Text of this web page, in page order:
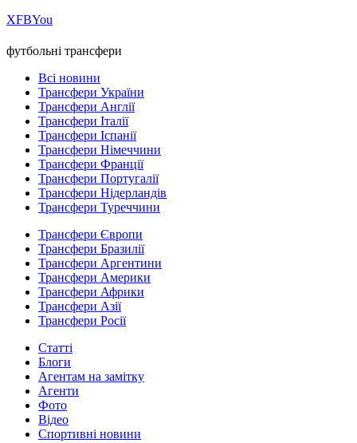
ХFBYou
футбольні трансфери
Всі новини
Трансфери України
Трансфери Англії
Трансфери Італії
Трансфери Іспанії
Трансфери Німеччини
Трансфери Франції
Трансфери Португалії
Трансфери Нідерландів
Трансфери Туреччини
Трансфери Європи
Трансфери Бразилії
Трансфери Аргентини
Трансфери Америки
Трансфери Африки
Трансфери Азії
Трансфери Росії
Статті
Блоги
Агентам на замітку
Агенти
Фото
Відео
Спортивні новини